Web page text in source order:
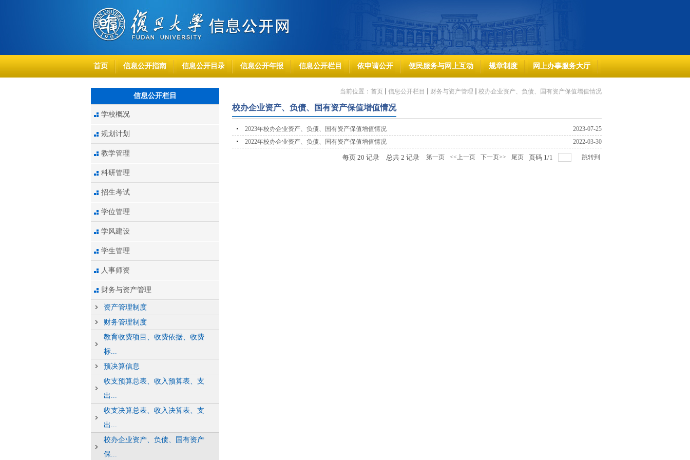
首页 信息公开指南 信息公开目录 信息公开年报 信息公开栏目 依申请公开 便民服务与网上互动 规章制度 网上办事服务大厅
信息公开栏目
学校概况
规划计划
教学管理
科研管理
招生考试
学位管理
学风建设
学生管理
人事师资
财务与资产管理
资产管理制度
财务管理制度
教育收费项目、收费依据、收费
标...
预决算信息
收支预算总表、收入预算表、支
出...
收支决算总表、收入决算表、支
出...
校办企业资产、负债、国有资产
保...
当前位置： 首页 信息公开栏目 财务与资产管理 校办企业资产、负债、国有资产保值增值情况
校办企业资产、负债、国有资产保值增值情况
2023年校办企业资产、负债、国有资产保值增值情况
2023-07-25
2022年校办企业资产、负债、国有资产保值增值情况
2022-03-30
每页 20 记录 总共 2 记录 第一页 <<上一页 下一页>> 尾页 页码 1/1 跳转到